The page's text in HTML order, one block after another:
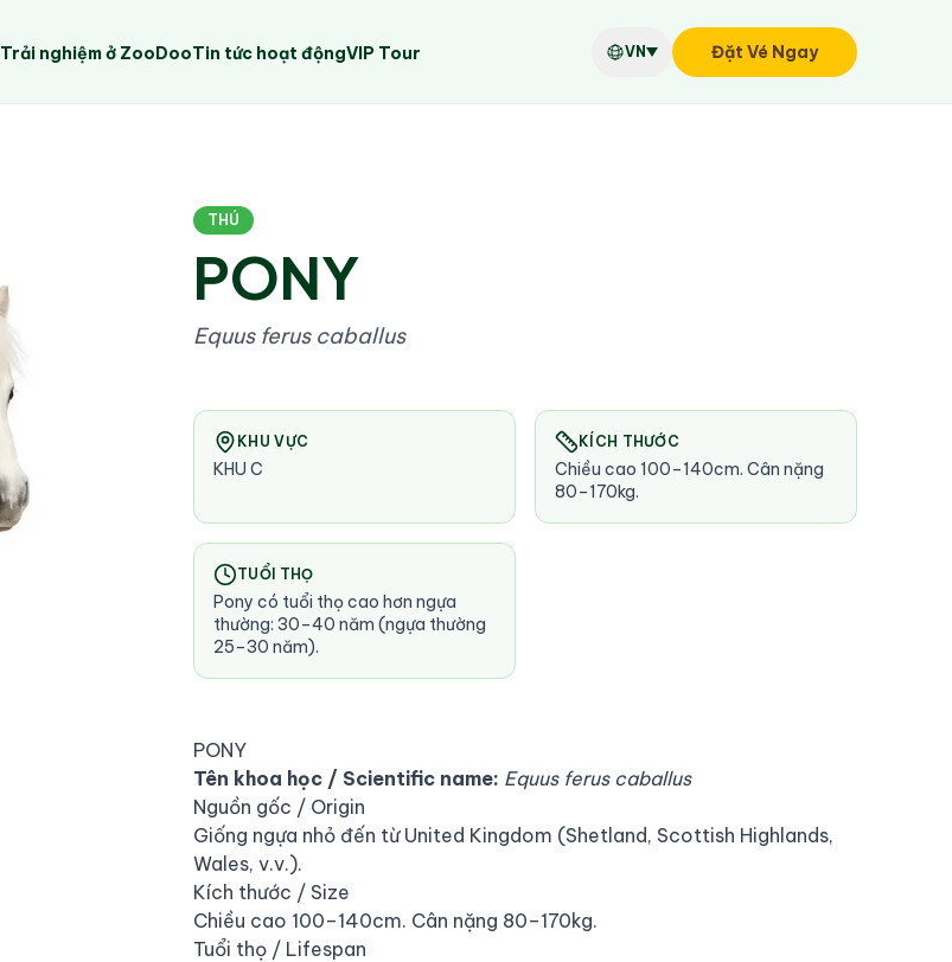
Trải nghiệm ở ZooDooTin tức hoạt độngVIP Tour VN Đặt Vé Ngay
THÚ
PONY
Equus ferus caballus
KHU VỰC
KHU C
KÍCH THƯỚC
Chiều cao 100–140cm. Cân nặng
80–170kg.
TUỔI THỌ
Pony có tuổi thọ cao hơn ngựa
thường: 30–40 năm (ngựa thường
25–30 năm).
PONY
Tên khoa học / Scientific name: Equus ferus caballus
Nguồn gốc / Origin
Giống ngựa nhỏ đến từ United Kingdom (Shetland, Scottish Highlands,
Wales, v.v.).
Kích thước / Size
Chiều cao 100–140cm. Cân nặng 80–170kg.
Tuổi thọ / Lifespan